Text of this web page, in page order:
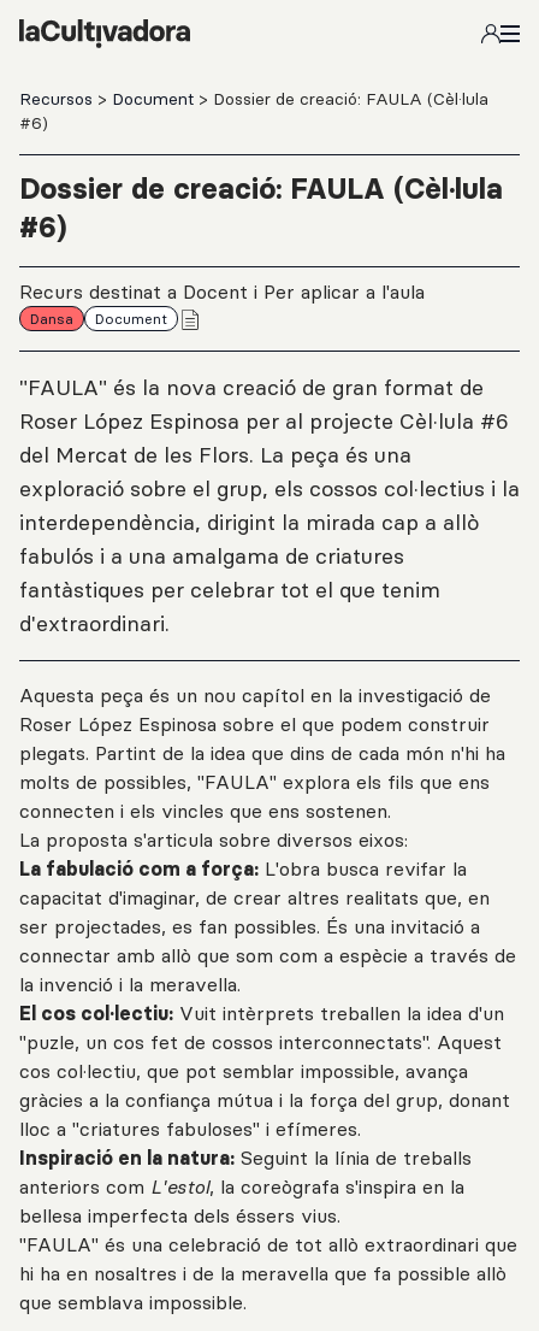
Salta al contingut principal
Recursos > Document > Dossier de creació: FAULA (Cèl·lula
#6)
Dossier de creació: FAULA (Cèl·lula
#6)
Dansa Document
Recurs destinat a Docent i Per aplicar a l'aula
"FAULA" és la nova creació de gran format de
Roser López Espinosa per al projecte Cèl·lula #6
del Mercat de les Flors. La peça és una
exploració sobre el grup, els cossos col·lectius i la
interdependència, dirigint la mirada cap a allò
fabulós i a una amalgama de criatures
fantàstiques per celebrar tot el que tenim
d'extraordinari.
Aquesta peça és un nou capítol en la investigació de
Roser López Espinosa sobre el que podem construir
plegats. Partint de la idea que dins de cada món n'hi ha
molts de possibles, "FAULA" explora els fils que ens
connecten i els vincles que ens sostenen.
La proposta s'articula sobre diversos eixos:
La fabulació com a força: L'obra busca revifar la
capacitat d'imaginar, de crear altres realitats que, en
ser projectades, es fan possibles. És una invitació a
connectar amb allò que som com a espècie a través de
la invenció i la meravella.
El cos col·lectiu: Vuit intèrprets treballen la idea d'un
"puzle, un cos fet de cossos interconnectats". Aquest
cos col·lectiu, que pot semblar impossible, avança
gràcies a la confiança mútua i la força del grup, donant
lloc a "criatures fabuloses" i efímeres.
Inspiració en la natura: Seguint la línia de treballs
anteriors com L'estol, la coreògrafa s'inspira en la
bellesa imperfecta dels éssers vius.
"FAULA" és una celebració de tot allò extraordinari que
hi ha en nosaltres i de la meravella que fa possible allò
que semblava impossible.